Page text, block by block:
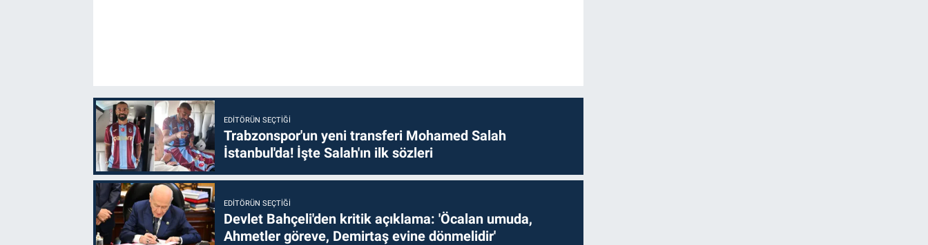
EDITÖRÜN SEÇTIĞI
Trabzonspor'un yeni transferi Mohamed Salah
İstanbul'da! İşte Salah'ın ilk sözleri
EDITÖRÜN SEÇTIĞI
Devlet Bahçeli'den kritik açıklama: 'Öcalan umuda,
Ahmetler göreve, Demirtaş evine dönmelidir'